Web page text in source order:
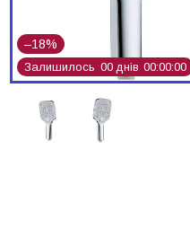
–18%
Залишилось 00 днів 00 00 00